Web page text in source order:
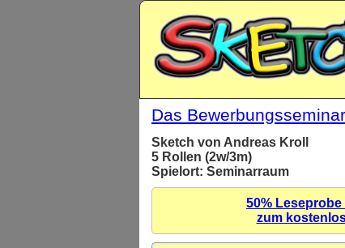
Das Bewerbungsseminar
Sketch von Andreas Kroll
5 Rollen (2w/3m)
Spielort: Seminarraum
50%
zum